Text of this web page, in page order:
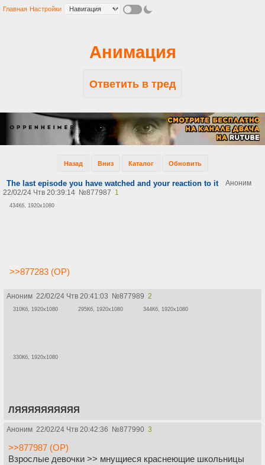
Главная Настройки
Анимация
Ответить в тред
Назад Вниз Каталог Обновить
The last episode you have watched and your reaction to it
Аноним
22/02/24 Чтв 20:39:14 №877987 1
434Кб, 1920x1080
>>877283 (OP)
Аноним 22/02/24 Чтв 20:41:03 №877989 2
310Кб, 1920x1080 295Кб, 1920x1080 344Кб, 1920x1080
330Кб, 1920x1080
ЛЯЯЯЯЯЯЯЯЯЯ
Аноним 22/02/24 Чтв 20:42:36 №877990 3
>>877987 (OP)
Взрослые девочки >> мнущиеся краснеющие школьницы